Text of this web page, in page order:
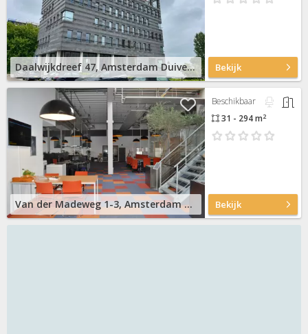
Daalwijkdreef 47, Amsterdam Duivendrecht Bekijk
Van der Madeweg 1-3, Amsterdam Duivendrecht
Beschikbaar
31 - 294 m2
Bekijk